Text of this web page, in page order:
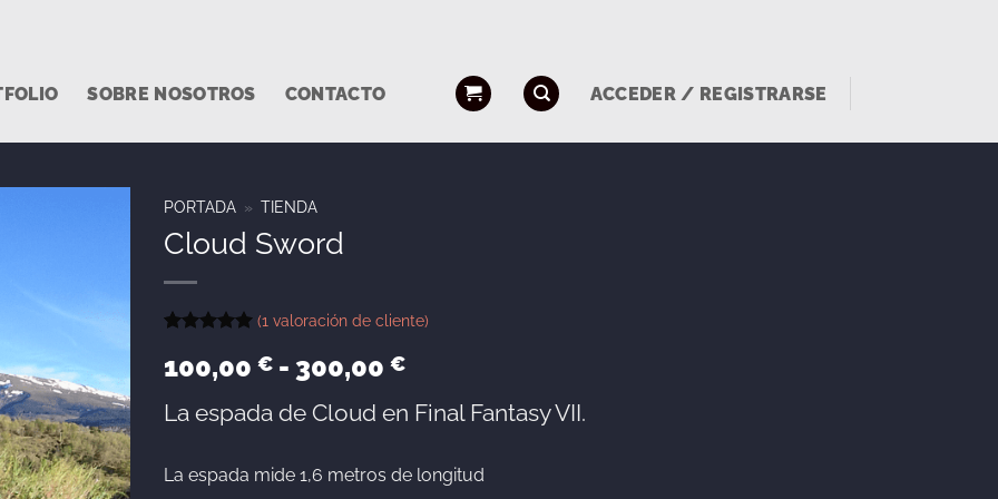
SOBRE NOSOTROS CONTACTO ACCEDER / REGISTRARSE
PORTADA » TIENDA
Cloud Sword
con5de 5
en base a
de un
(1 valoración de cliente)
100,00 € - 300,00 €Rango
precios:
100,00 €
La espada de Cloud en Final Fantasy VII.
La espada mide 1,6 metros de longitud